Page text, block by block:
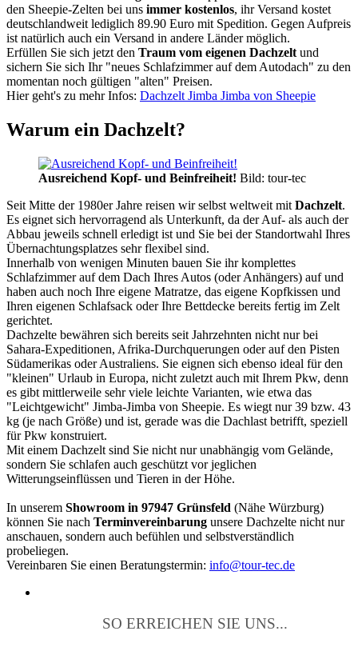
den Sheepie-Zelten bei uns immer kostenlos, ihr Versand kostet
deutschlandweit lediglich 89.90 Euro mit Spedition. Gegen Aufpreis
ist natürlich auch ein Versand in andere Länder möglich.
Erfüllen Sie sich jetzt den Traum vom eigenen Dachzelt und
sichern Sie sich Ihr "neues Schlafzimmer auf dem Autodach" zu den
momentan noch gültigen "alten" Preisen.
Hier geht's zu mehr Infos: Dachzelt Jimba Jimba von Sheepie
Warum ein Dachzelt?
Ausreichend Kopf- und Beinfreiheit! Bild: tour-tec
Seit Mitte der 1980er Jahre reisen wir selbst weltweit mit Dachzelt.
Es eignet sich hervorragend als Unterkunft, da der Auf- als auch der
Abbau jeweils schnell erledigt ist und Sie bei der Standortwahl Ihres
Übernachtungsplatzes sehr flexibel sind.
Innerhalb von wenigen Minuten bauen Sie ihr komplettes
Schlafzimmer auf dem Dach Ihres Autos (oder Anhängers) auf und
haben auch noch Ihre eigene Matratze, das eigene Kopfkissen und
Ihren eigenen Schlafsack oder Ihre Bettdecke bereits fertig im Zelt
gerichtet.
Dachzelte bewähren sich bereits seit Jahrzehnten nicht nur bei
Sahara-Expeditionen, Afrika-Durchquerungen oder auf den Pisten
Südamerikas oder Australiens. Sie eignen sich ebenso ideal für den
"kleinen" Urlaub in Europa, nicht zuletzt auch mit Ihrem Pkw, denn
es gibt mittlerweile sehr viele leichte Varianten, wie etwa das
"Leichtgewicht" Jimba-Jimba von Sheepie. Es wiegt nur 39 bzw. 43
kg (je nach Größe) und ist, gerade was die Dachlast betrifft, speziell
für Pkw konstruiert.
Mit einem Dachzelt sind Sie nicht nur unabhängig vom Gelände,
sondern Sie schlafen auch geschützt vor jeglichen
Witterungseinflüssen und Tieren in der Höhe.
In unserem Showroom in 97947 Grünsfeld (Nähe Würzburg)
können Sie nach Terminvereinbarung unsere Dachzelte nicht nur
anschauen, sondern auch befühlen und selbstverständlich
probeliegen.
Vereinbaren Sie einen Beratungstermin: info@tour-tec.de
SO ERREICHEN SIE UNS...